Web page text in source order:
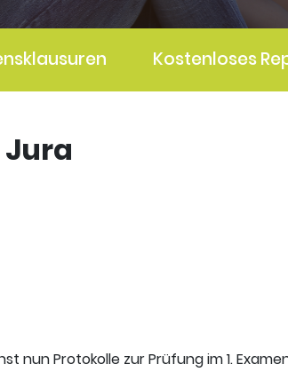
Kostenloses
nun Protokolle zur Prüfung im 1.